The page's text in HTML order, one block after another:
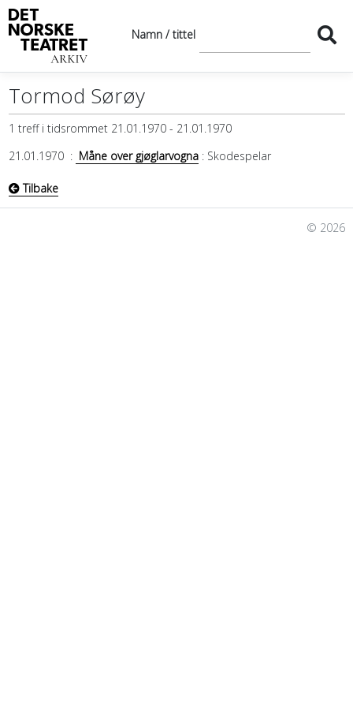
Namn / tittel
Tormod Sørøy
1 treff i tidsrommet 21.01.1970 - 21.01.1970
21.01.1970: Måne over gjøglarvogna: Skodespelar
Tilbake
© 2026